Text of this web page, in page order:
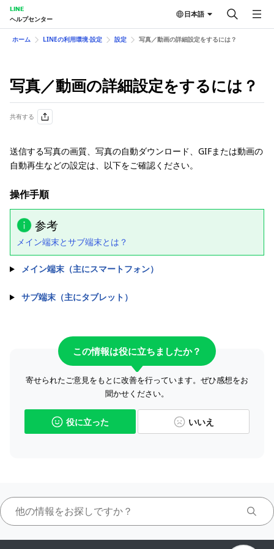
LINE
ヘルプセンター
日本語
ホーム LINEの利用環境⋅設定 設定 写真／動画の詳細設定をするには？
写真／動画の詳細設定をするには？
共有する
送信する写真の画質、写真の自動ダウンロード、GIFまたは動画の
自動再生などの設定は、以下をご確認ください。
操作手順
参考
メイン端末とサブ端末とは？
メイン端末（主にスマートフォン）
サブ端末（主にタブレット）
この情報は役に立ちましたか？
寄せられたご意見をもとに改善を行っています。ぜひ感想をお
聞かせください。
役に立った いいえ